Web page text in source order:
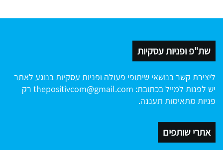
שת"פ ופניות עסקיות
ליצירת קשר בנושאי שיתופי פעולה ופניות עסקיות בנוגע לאתר
יש לפנות למייל בכתובת: thepositivcom@gmail.com רק
פניות מתאימות תעננה.
אתרי שותפים